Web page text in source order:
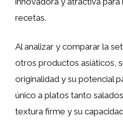
recetas.
Al analizar y comparar la
otros productos asiáticos,
originalidad y su potencial
único a platos tanto
textura firme y su